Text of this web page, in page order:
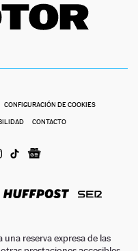
CONFIGURACIÓN DE COOKIES
CONTACTO
una reserva expresa de las